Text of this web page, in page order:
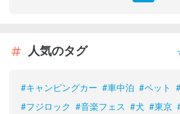
人気のタグ
#キャンピングカー #車中泊 #ペット
#フジロック #音楽フェス #犬 #東京